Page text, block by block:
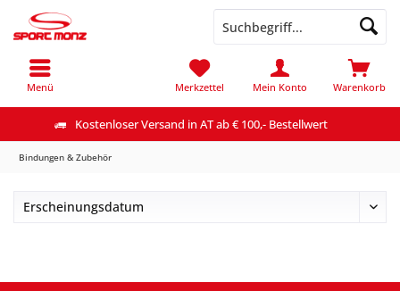
Kostenloser Versand in AT ab € 100,- Bestellwert
Menü Warenkorb
Merkzettel Mein Konto
Bindungen & Zubehör